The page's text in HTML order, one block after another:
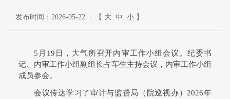
发布时间：2026-05-22 | 【 大 中 小 】
5月19日，大气所召开内审工作小组会议。纪委书
记、内审工作小组副组长占车生主持会议，内审工作小组
成员参会。
会议传达学习了审计与监督局（院巡视办）2026年